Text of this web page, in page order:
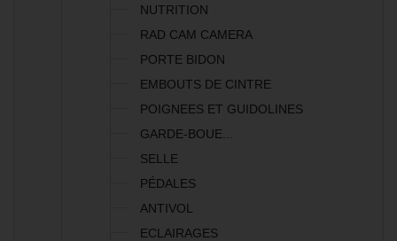
NUTRITION
RAD CAM CAMERA
PORTE BIDON
EMBOUTS DE CINTRE
POIGNEES ET GUIDOLINES
GARDE-BOUE...
SELLE
PÉDALES
ANTIVOL
ECLAIRAGES